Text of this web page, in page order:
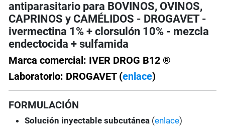
antiparasitario para BOVINOS, OVINOS,
CAPRINOS y CAMÉLIDOS - DROGAVET -
ivermectina 1% + clorsulón 10% - mezcla
endectocida + sulfamida
Marca comercial: IVER DROG B12 ®
Laboratorio: DROGAVET (enlace)
FORMULACIÓN
Solución inyectable subcutánea (enlace)